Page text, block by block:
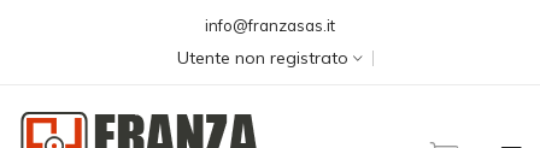
info@franzasas.it
Utente non registrato